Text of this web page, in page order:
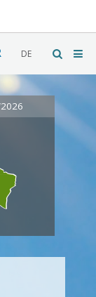
DE